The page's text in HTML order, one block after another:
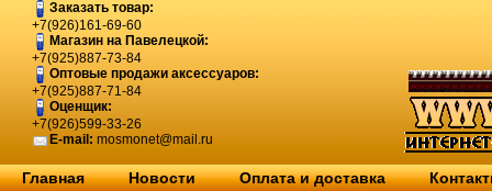
Заказать товар:
+7(926)161-69-60
Магазин на Павелецкой:
+7(925)887-73-84
Оптовые продажи аксессуаров:
+7(925)887-71-84
Оценщик:
+7(926)599-33-26
E-mail: mosmonet@mail.ru
Главная Новости Оплата и доставка